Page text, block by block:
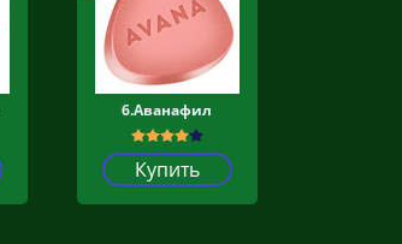
6.Аванафил
Купить